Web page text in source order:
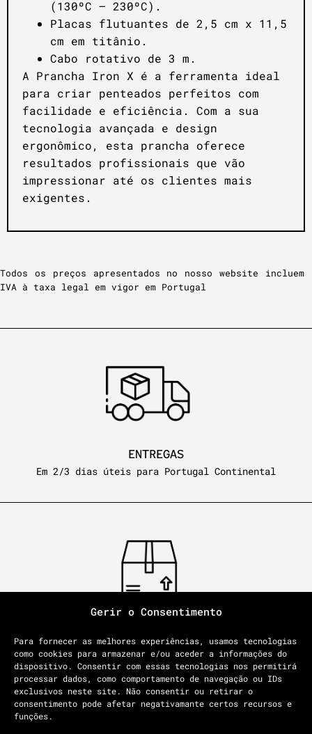
Gerir o Consentimento
Para fornecer as melhores experiências, usamos tecnologias
como cookies para armazenar e/ou aceder a informações do
dispositivo. Consentir com essas tecnologias nos permitirá
processar dados, como comportamento de navegação ou IDs
exclusivos neste site. Não consentir ou retirar o
consentimento pode afetar negativamante certos recursos e
funções.
(130ºC – 230ºC).
Placas flutuantes de 2,5 cm x 11,5
cm em titânio.
Cabo rotativo de 3 m.
A Prancha Iron X é a ferramenta ideal
para criar penteados perfeitos com
facilidade e eficiência. Com a sua
tecnologia avançada e design
ergonômico, esta prancha oferece
resultados profissionais que vão
impressionar até os clientes mais
exigentes.
Todos os preços apresentados no nosso website incluem
IVA à taxa legal em vigor em Portugal
ENTREGAS
Em 2/3 dias úteis para Portugal Continental
Em compras superiores a 50€ caso contrário os mesmos tem
um custo de 7€